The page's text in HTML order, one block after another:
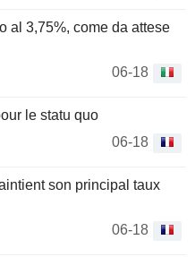
al 3,75%, come da attese
06-18
le statu quo
06-18
son principal taux
06-18